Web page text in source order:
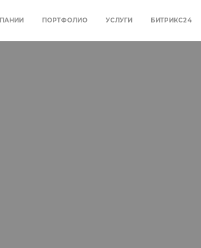
ПОРТФОЛИО УСЛУГИ БИТРИКС24